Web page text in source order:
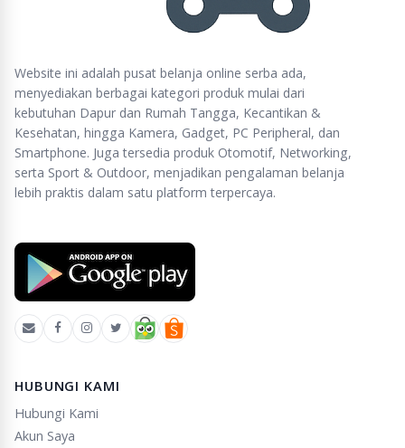
Website ini adalah pusat belanja online serba ada,
menyediakan berbagai kategori produk mulai dari
kebutuhan Dapur dan Rumah Tangga, Kecantikan &
Kesehatan, hingga Kamera, Gadget, PC Peripheral, dan
Smartphone. Juga tersedia produk Otomotif, Networking,
serta Sport & Outdoor, menjadikan pengalaman belanja
lebih praktis dalam satu platform terpercaya.
HUBUNGI KAMI
Hubungi Kami
Akun Saya